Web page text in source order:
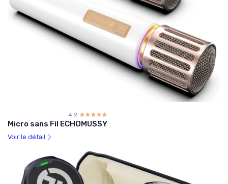
4.9 ☆☆☆☆☆
★★★★★
Micro sans Fil ECHOMUSSY
Voir le détail